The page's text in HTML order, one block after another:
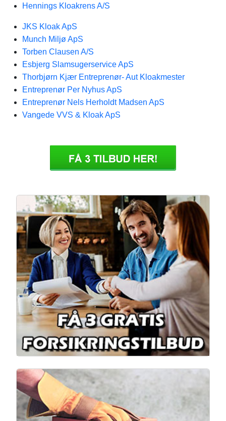
Hennings Kloakrens A/S
JKS Kloak ApS
Munch Miljø ApS
Torben Clausen A/S
Esbjerg Slamsugerservice ApS
Thorbjørn Kjær Entreprenør- Aut Kloakmester
Entreprenør Per Nyhus ApS
Entreprenør Nels Herholdt Madsen ApS
Vangede VVS & Kloak ApS